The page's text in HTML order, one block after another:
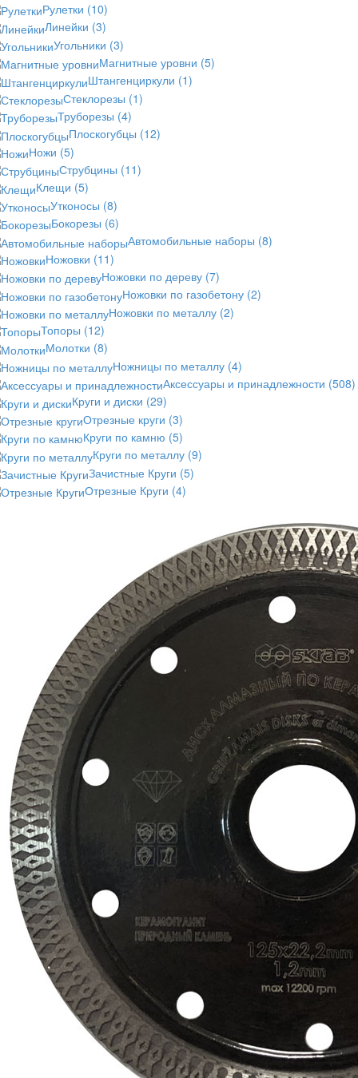
Рулетки (10)
Линейки (3)
Угольники (3)
Магнитные уровни (5)
Штангенциркули (1)
Стеклорезы (1)
Труборезы (4)
Плоскогубцы (12)
Ножи (5)
Струбцины (11)
Клещи (5)
Утконосы (8)
Бокорезы (6)
Автомобильные наборы (8)
Ножовки (11)
Ножовки по дереву (7)
Ножовки по газобетону (2)
Ножовки по металлу (2)
Топоры (12)
Молотки (8)
Ножницы по металлу (4)
Аксессуары и принадлежности (508)
Круги и диски (29)
Отрезные круги (3)
Круги по камню (5)
Круги по металлу (9)
Зачистные Круги (5)
Отрезные Круги (4)